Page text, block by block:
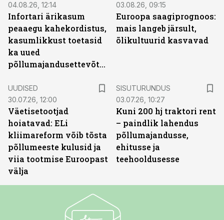
04.08.26, 12:14
Infortari ärikasum
peaaegu kahekordistus,
kasumlikkust toetasid
ka uued
põllumajandusettevõtted
03.08.26, 09:15
Euroopa saagiprognoos:
mais langeb järsult,
õlikultuurid kasvavad
UUDISED
30.07.26, 12:00
Väetisetootjad
hoiatavad: ELi
kliimareform võib tõsta
põllumeeste kulusid ja
viia tootmise Euroopast
välja
SISUTURUNDUS
03.07.26, 10:27
Kuni 200 hj traktori rent
– paindlik lahendus
põllumajandusse,
ehitusse ja
teehooldusesse